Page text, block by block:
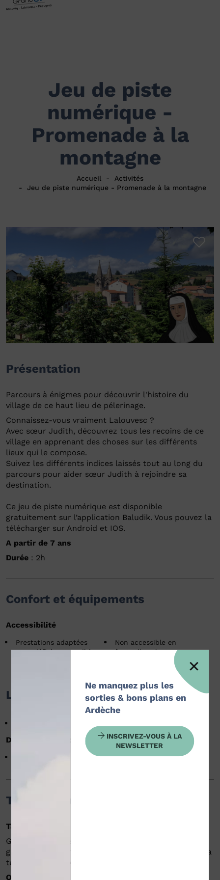
Jeu de piste
numérique -
Promenade à la
montagne
Accueil
Activités
Jeu de piste numérique - Promenade à la montagne
Présentation
Parcours à énigmes pour découvrir l'histoire du
village de ce haut lieu de pélerinage.
Connaissez-vous vraiment Lalouvesc ?
Avec sœur Judith, découvrez tous les recoins de ce
village en apprenant des choses sur les différents
lieux qui le compose.
Suivez les différents indices laissés tout au long du
parcours pour aider sœur Judith à rejoindre sa
destination.
Ce jeu de piste numérique est disponible
gratuitement sur l’application Baludik. Vous pouvez la
télécharger sur Android et IOS.
A partir de 7 ans
Durée : 2h
Confort et équipements
Accessibilité
Prestations adaptées
pour déficience auditive
Non accessible en
fauteuil roulant
Langues
Documentation disponible en :
Tarifs / ouverture
Tarifs
Gratuit. Ce jeu de piste numérique est disponible
gratuitement sur l’application Baludik. Vous pouvez la
télécharger sur Android et IOS.
Ouverture
Ne manquez plus les
sorties & bons plans en
Ardèche
INSCRIVEZ-VOUS À LA
NEWSLETTER